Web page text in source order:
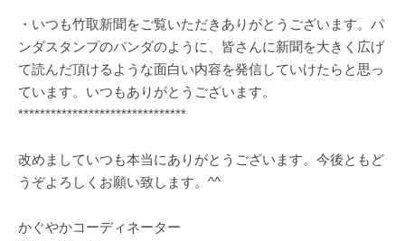
・いつも竹取新聞をご覧いただきありがとうございます。パ
ンダスタンプのパンダのように、皆さんに新聞を大きく広げ
て読んだ頂けるような面白い内容を発信していけたらと思っ
ています。いつもありがとうございます。
*******************************
改めましていつも本当にありがとうございます。今後ともど
うぞよろしくお願い致します。^^
かぐやかコーディネーター